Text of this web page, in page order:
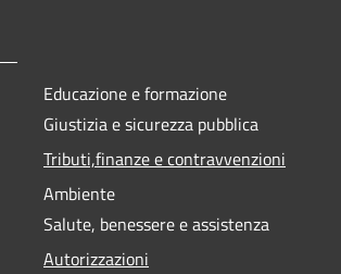
Educazione e formazione
Giustizia e sicurezza pubblica
Tributi,finanze e contravvenzioni
Ambiente
Salute, benessere e assistenza
Autorizzazioni